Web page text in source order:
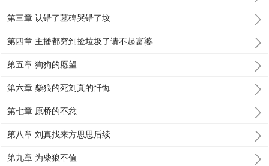
第三章 认错了墓碑哭错了坟
第四章 主播都穷到捡垃圾了请不起富婆
第五章 狗狗的愿望
第六章 柴狼的死刘真的忏悔
第七章 原桥的不忿
第八章 刘真找来方思思后续
第九章 为柴狼不值